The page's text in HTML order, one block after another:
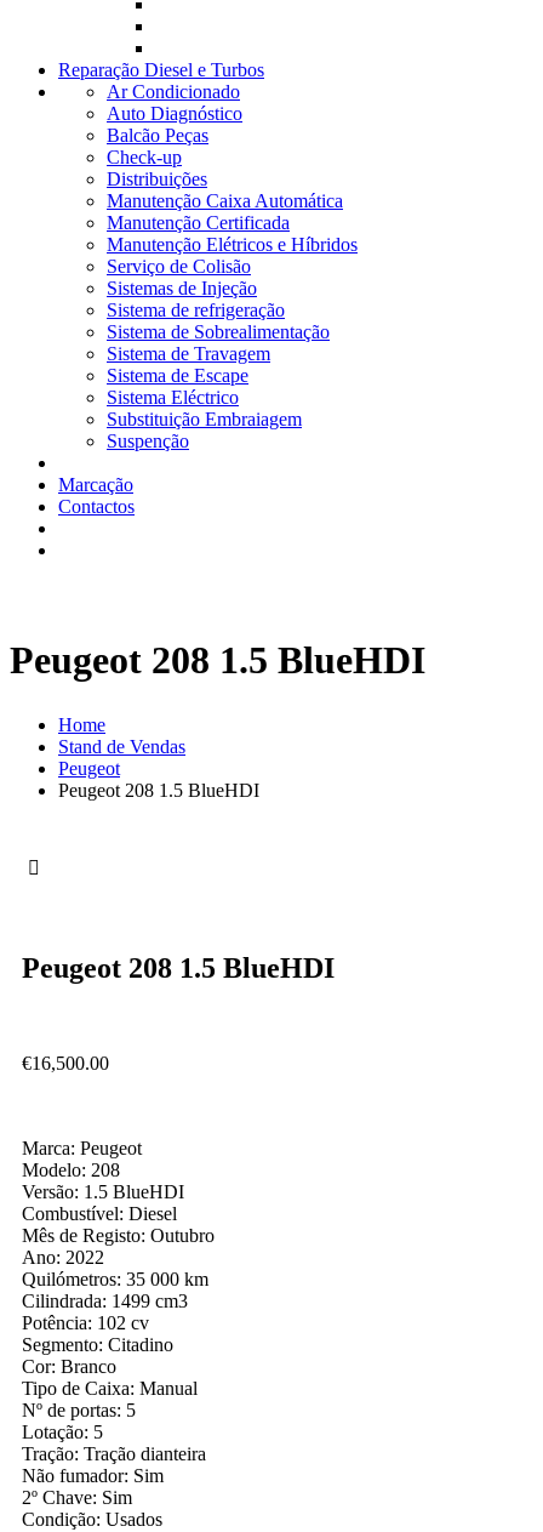
Reparação Diesel e Turbos
Ar Condicionado
Auto Diagnóstico
Balcão Peças
Check-up
Distribuições
Manutenção Caixa Automática
Manutenção Certificada
Manutenção Elétricos e Híbridos
Serviço de Colisão
Sistemas de Injeção
Sistema de refrigeração
Sistema de Sobrealimentação
Sistema de Travagem
Sistema de Escape
Sistema Eléctrico
Substituição Embraiagem
Suspenção
Marcação
Contactos
Peugeot 208 1.5 BlueHDI
Home
Stand de Vendas
Peugeot
Peugeot 208 1.5 BlueHDI
Peugeot 208 1.5 BlueHDI
€16,500.00
Marca: Peugeot
Modelo: 208
Versão: 1.5 BlueHDI
Combustível: Diesel
Mês de Registo: Outubro
Ano: 2022
Quilómetros: 35 000 km
Cilindrada: 1499 cm3
Potência: 102 cv
Segmento: Citadino
Cor: Branco
Tipo de Caixa: Manual
Nº de portas: 5
Lotação: 5
Tração: Tração dianteira
Não fumador: Sim
2º Chave: Sim
Condição: Usados